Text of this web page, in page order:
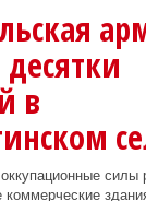
десятки
в
силы
коммерческие